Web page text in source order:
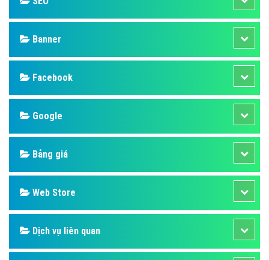
Banner
Facebook
Google
Bảng giá
Web Store
Dịch vụ liên quan